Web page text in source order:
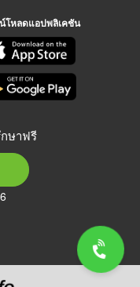
โหลดแอปพลิเคชัน
ษาฟรี